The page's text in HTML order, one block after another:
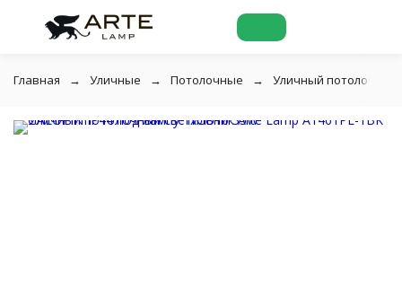
Главная Уличные Потолочные Уличный потолочный